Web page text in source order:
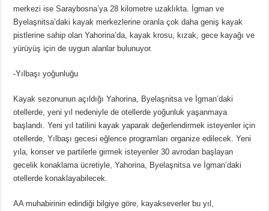
merkezi ise Saraybosna’ya 28 kilometre uzaklıkta. İgman ve
Byelaşnitsa’daki kayak merkezlerine oranla çok daha geniş kayak
pistlerine sahip olan Yahorina’da, kayak krosu, kızak, gece kayağı ve
yürüyüş için de uygun alanlar bulunuyor.
-Yılbaşı yoğunluğu
Kayak sezonunun açıldığı Yahorina, Byelaşnitsa ve İgman’daki
otellerde, yeni yıl nedeniyle de otellerde yoğunluk yaşanmaya
başlandı. Yeni yıl tatilini kayak yaparak değerlendirmek isteyenler için
otellerde, Yılbaşı gecesi eğlence programları organize edilecek. Yeni
yıla, konser ve partilerle girmek isteyenler 30 avrodan başlayan
gecelik konaklama ücretiyle, Yahorina, Byelaşnitsa ve İgman’daki
otellerde konaklayabilecek.
AA muhabirinin edindiği bilgiye göre, kayakseverler bu yıl,